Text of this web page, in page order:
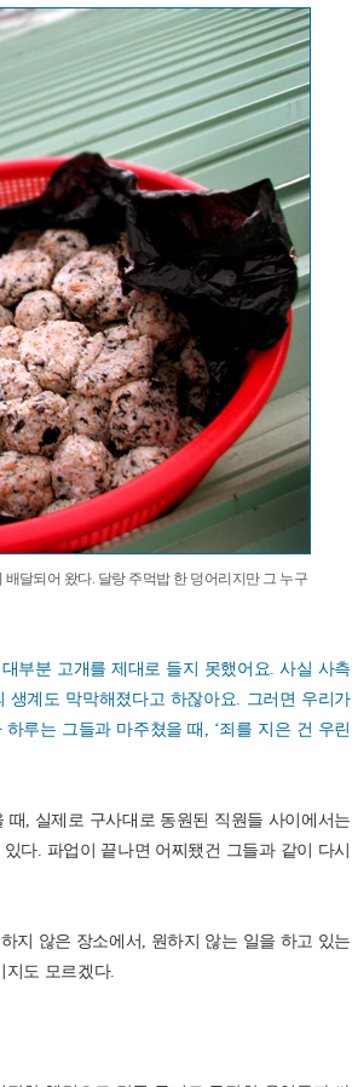
달되어 왔다. 달랑 주먹밥 한 덩어리지만 그 누구
부분 고개를 제대로 들지 못했어요. 사실 사측
계도 막막해졌다고 하잖아요. 그러면 우리가
루는 그들과 마주쳤을 때, ‘죄를 지은 건 우린
, 실제로 구사대로 동원된 직원들 사이에서는
다. 파업이 끝나면 어찌됐건 그들과 같이 다시
지 않은 장소에서, 원하지 않는 일을 하고 있는
도 모르겠다.